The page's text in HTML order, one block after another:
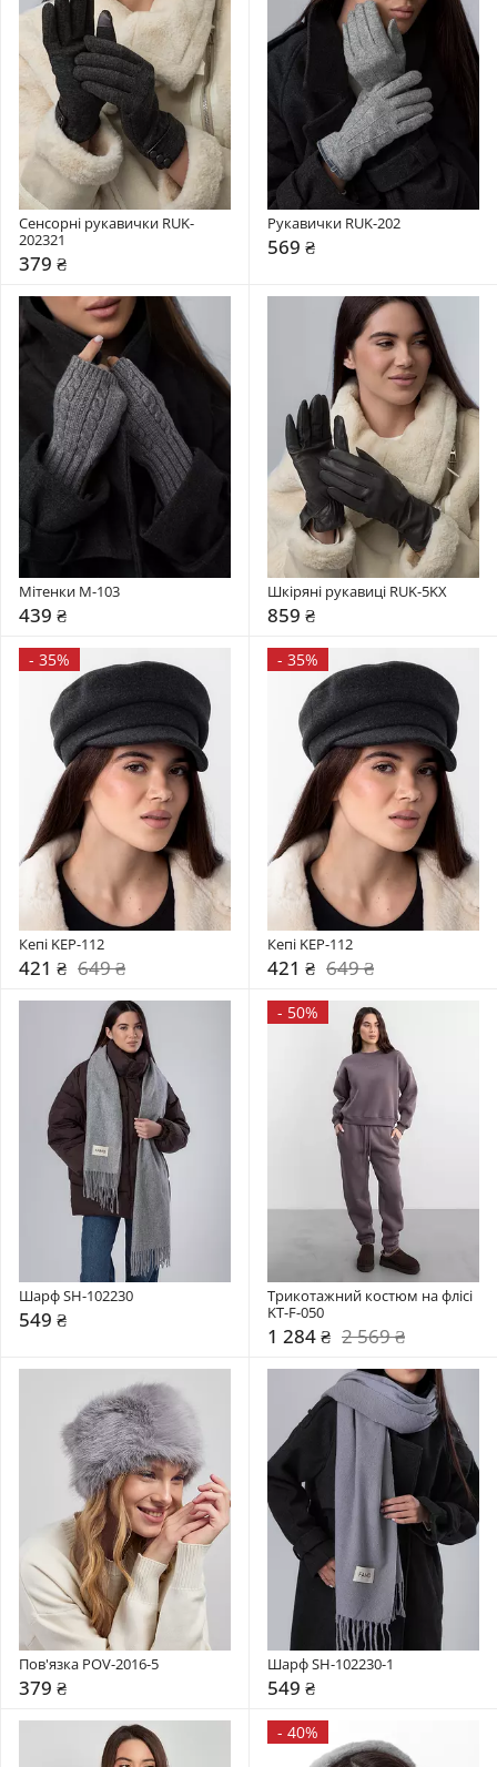
Сенсорні рукавички RUK-
202321
379 ₴
Рукавички RUK-202
569 ₴
Мітенки М-103
439 ₴
Шкіряні рукавиці RUK-5KX
859 ₴
- 35%
Кепі KEP-112
421 ₴ 649 ₴
- 35%
Кепі KEP-112
421 ₴ 649 ₴
Шарф SH-102230
549 ₴
- 50%
Трикотажний костюм на флісі
KT-F-050
1 284 ₴ 2 569 ₴
Пов'язка POV-2016-5
379 ₴
Шарф SH-102230-1
549 ₴
- 40%